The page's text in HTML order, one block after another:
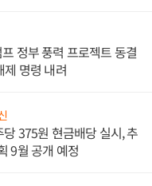
정부 풍력 프로젝트 동결
명령 내려
375원 현금배당 실시, 추
9월 공개 예정